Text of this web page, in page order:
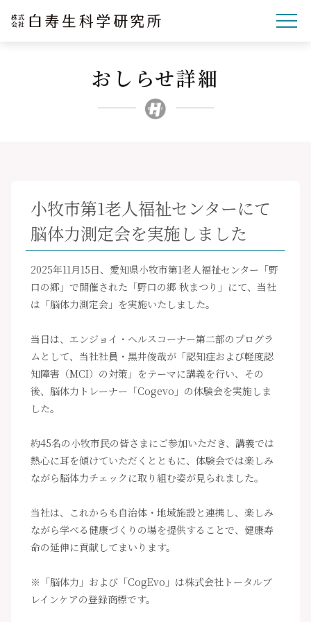
企業理念
研究開発
採用サイト
ニュースリリース
お問い合わせ
おしらせ詳細
小牧市第1老人福祉センターにて
脳体力測定会を実施しました
2025年11月15日、愛知県小牧市第1老人福祉センター「野
口の郷」で開催された「野口の郷 秋まつり」にて、当社
は「脳体力測定会」を実施いたしました。
当日は、エンジョイ・ヘルスコーナー第二部のプログラ
ムとして、当社社員・黒井俊哉が「認知症および軽度認
知障害（MCI）の対策」をテーマに講義を行い、その
後、脳体力トレーナー「Cogevo」の体験会を実施しま
した。
約45名の小牧市民の皆さまにご参加いただき、講義では
熱心に耳を傾けていただくとともに、体験会では楽しみ
ながら脳体力チェックに取り組む姿が見られました。
当社は、これからも自治体・地域施設と連携し、楽しみ
ながら学べる健康づくりの場を提供することで、健康寿
命の延伸に貢献してまいります。
※「脳体力」および「CogEvo」は株式会社トータルブ
レインケアの登録商標です。